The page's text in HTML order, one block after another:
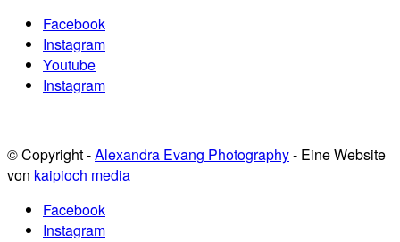
Facebook
Instagram
Youtube
Instagram
© Copyright -Alexandra Evang Photography- Eine Website
von kaipioch media
Facebook
Instagram